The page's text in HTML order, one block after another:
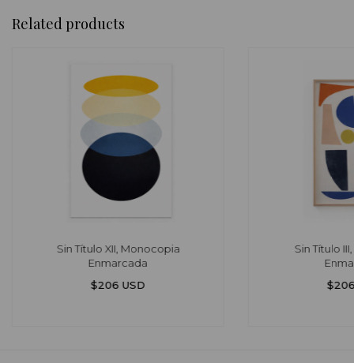
Related products
Sin Título XII, Monocopia
Enmarcada
$206 USD
Sin Título